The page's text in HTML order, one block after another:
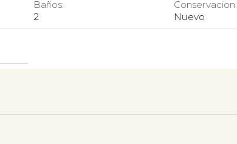
Baños:
2
Conservacion:
Nuevo